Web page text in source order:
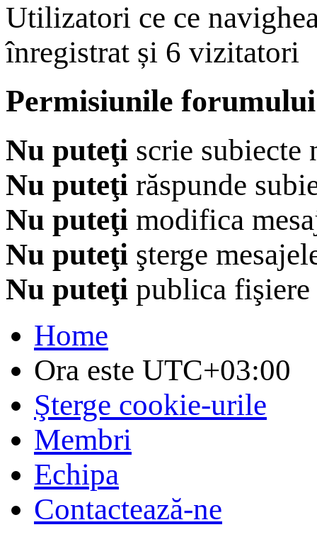
Utilizatori ce ce
înregistrat și 6 vizitatori
Permisiunile forumului
Nu puteţi scrie subiecte
Nu puteţi răspunde
Nu puteţi modifica
Nu puteţi şterge
Nu puteţi publica fişiere
Home
Ora este UTC+03:00
Şterge cookie-urile
Membri
Echipa
Contactează-ne